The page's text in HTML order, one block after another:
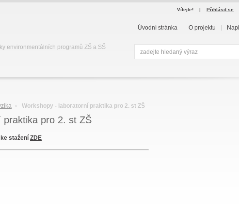
environmentálních programů ZŠ a SŠ
Úvodní stránka O projektu
Vítejte! | Přihlásit se
Workshopy - laboratorní praktika pro 2. st ZŠ
pro 2. st ZŠ
stažení ZDE